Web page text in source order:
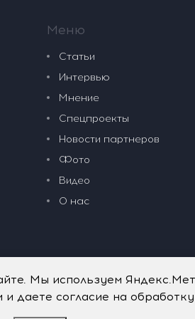
Меню
Статьи
Интервью
Мнение
Спецпроекты
Новости партнеров
Фото
Видео
О нас
Мы используем
даете согласие на